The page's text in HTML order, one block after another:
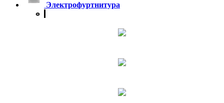
Электрофуртнитура